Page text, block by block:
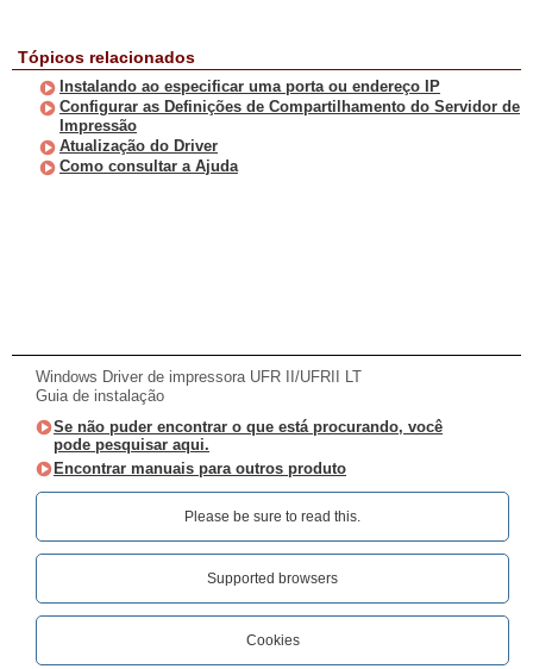
Tópicos relacionados
Instalando ao especificar uma porta ou endereço IP
Configurar as Definições de Compartilhamento do Servidor de
Impressão
Atualização do Driver
Como consultar a Ajuda
Windows Driver de impressora UFR II/UFRII LT
Guia de instalação
Se não puder encontrar o que está procurando, você
pode pesquisar aqui.
Encontrar manuais para outros produto
Please be sure to read this.‎
Supported browsers
Cookies